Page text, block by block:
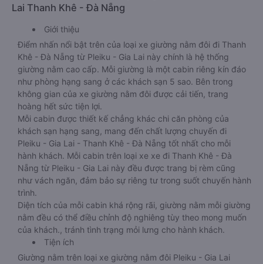
Lai Thanh Khê - Đà Nẵng
Giới thiệu
Điểm nhấn nổi bật trên của loại xe giường nằm đôi đi Thanh
Khê - Đà Nẵng từ Pleiku - Gia Lai này chính là hệ thống
giường nằm cao cấp. Mỗi giường là một cabin riêng kín đáo
như phòng hạng sang ở các khách sạn 5 sao. Bên trong
không gian của xe giường nằm đôi được cải tiến, trang
hoàng hết sức tiện lợi.
Mỗi cabin được thiết kế chẳng khác chi căn phòng của
khách sạn hạng sang, mang đến chất lượng chuyến đi
Pleiku - Gia Lai - Thanh Khê - Đà Nẵng tốt nhất cho mỗi
hành khách. Mỗi cabin trên loại xe xe đi Thanh Khê - Đà
Nẵng từ Pleiku - Gia Lai này đều được trang bị rèm cũng
như vách ngăn, đảm bảo sự riêng tư trong suốt chuyến hành
trình.
Diện tích của mỗi cabin khá rộng rãi, giường nằm mỗi giường
nằm đều có thể điều chỉnh độ nghiêng tùy theo mong muốn
của khách., tránh tình trạng mỏi lưng cho hành khách.
Tiện ích
Giường nằm trên loại xe giường nằm đôi Pleiku - Gia Lai